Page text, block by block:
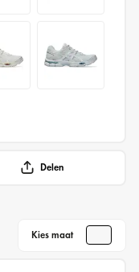
Delen
Kies maat